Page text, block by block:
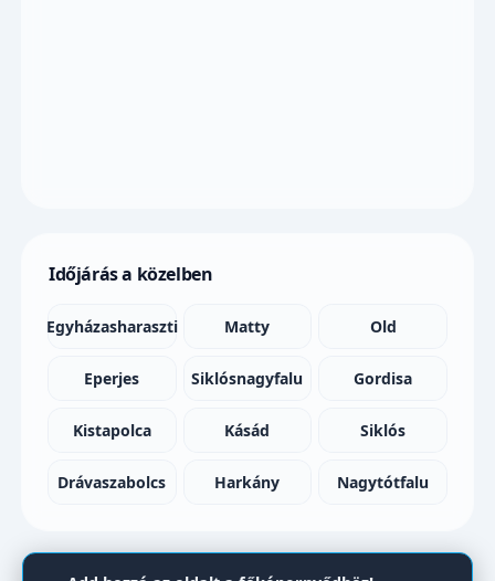
Időjárás a közelben
Egyházasharaszti Matty Old
Eperjes Siklósnagyfalu Gordisa
Kistapolca Kásád Siklós
Drávaszabolcs Harkány Nagytótfalu